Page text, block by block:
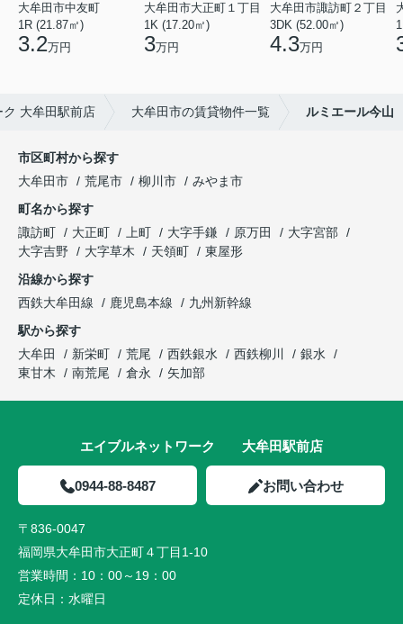
大牟田市中友町
1R (21.87㎡)
3.2万円
大牟田市大正町１丁目
1K (17.20㎡)
3万円
大牟田市諏訪町２丁目
3DK (52.00㎡)
4.3万円
大牟田駅前店 大牟田市の賃貸物件一覧 ルミエール今山
市区町村から探す
大牟田市
荒尾市 柳川市
みやま市
町名から探す
諏訪町
大正町 上町 大字手鎌 原万田
大字宮部
大字吉野
大字草木 天領町
東屋形
沿線から探す
西鉄大牟田線
鹿児島本線
九州新幹線
駅から探す
大牟田
新栄町 荒尾 西鉄銀水 西鉄柳川
銀水
東甘木
南荒尾 倉永 矢加部
エイブルネットワーク 大牟田駅前店
0944-88-8487 お問い合わせ
〒836-0047
福岡県大牟田市大正町４丁目1-10
営業時間： 10：00～19：00
定休日： 水曜日